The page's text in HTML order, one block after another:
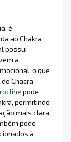
é
ao Chakra
possui
a
o que
Chacra
pode
permitindo
mais clara
pode
à